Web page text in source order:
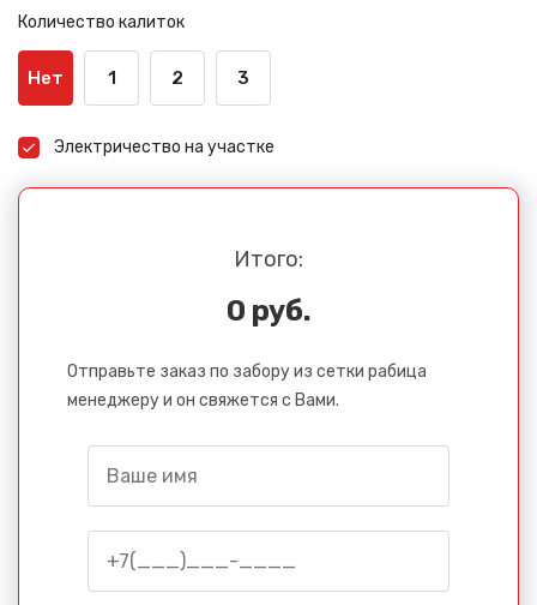
Количество калиток
Нет 1 2 3
Электричество на участке
Итого:
0 руб.
Отправьте заказ по забору из сетки рабица
менеджеру и он свяжется с Вами.
Сообщение успешно